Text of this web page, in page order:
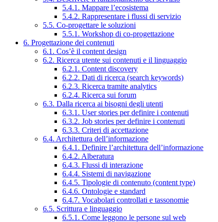
5.4.1. Mappare l’ecosistema
5.4.2. Rappresentare i flussi di servizio
5.5. Co-progettare le soluzioni
5.5.1. Workshop di co-progettazione
6. Progettazione dei contenuti
6.1. Cos’è il content design
6.2. Ricerca utente sui contenuti e il linguaggio
6.2.1. Content discovery
6.2.2. Dati di ricerca (search keywords)
6.2.3. Ricerca tramite analytics
6.2.4. Ricerca sui forum
6.3. Dalla ricerca ai bisogni degli utenti
6.3.1. User stories per definire i contenuti
6.3.2. Job stories per definire i contenuti
6.3.3. Criteri di accettazione
6.4. Architettura dell’informazione
6.4.1. Definire l’architettura dell’informazione
6.4.2. Alberatura
6.4.3. Flussi di interazione
6.4.4. Sistemi di navigazione
6.4.5. Tipologie di contenuto (content type)
6.4.6. Ontologie e standard
6.4.7. Vocabolari controllati e tassonomie
6.5. Scrittura e linguaggio
6.5.1. Come leggono le persone sul web